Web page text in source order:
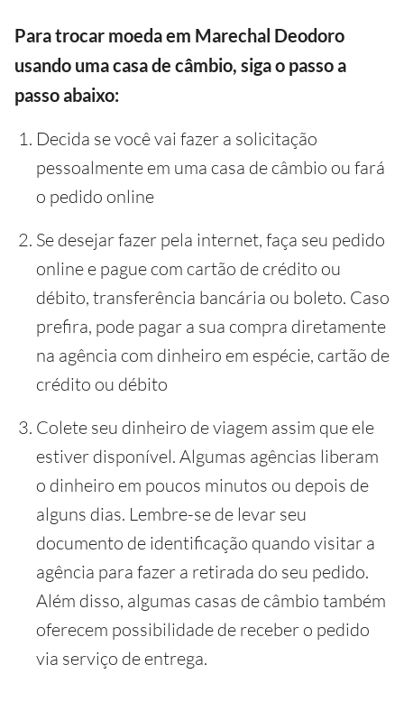
Para trocar moeda em Marechal Deodoro
usando uma casa de câmbio, siga o passo a
passo abaixo:
Decida se você vai fazer a solicitação
pessoalmente em uma casa de câmbio ou fará
o pedido online
Se desejar fazer pela internet, faça seu pedido
online e pague com cartão de crédito ou
débito, transferência bancária ou boleto. Caso
prefira, pode pagar a sua compra diretamente
na agência com dinheiro em espécie, cartão de
crédito ou débito
Colete seu dinheiro de viagem assim que ele
estiver disponível. Algumas agências liberam
o dinheiro em poucos minutos ou depois de
alguns dias. Lembre-se de levar seu
documento de identificação quando visitar a
agência para fazer a retirada do seu pedido.
Além disso, algumas casas de câmbio também
oferecem possibilidade de receber o pedido
via serviço de entrega.